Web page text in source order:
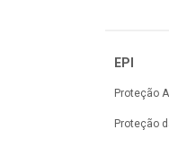
EPI
Proteção
Proteção